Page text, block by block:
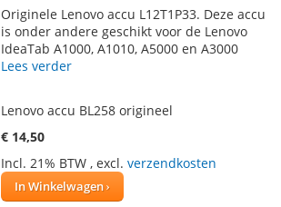
AAN
VERLANGLIJST
TE
VERGELIJKEN
Originele Lenovo accu L12T1P33. Deze accu
is onder andere geschikt voor de Lenovo
IdeaTab A1000, A1010, A5000 en A3000
Lees verder
Lenovo accu BL258 origineel
€ 14,50
Incl. 21% BTW , excl. verzendkosten
In Winkelwagen